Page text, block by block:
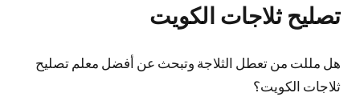
تصليح ثلاجات الكويت
هل مللت من تعطل الثلاجة وتبحث عن أفضل معلم تصليح
ثلاجات الكويت؟